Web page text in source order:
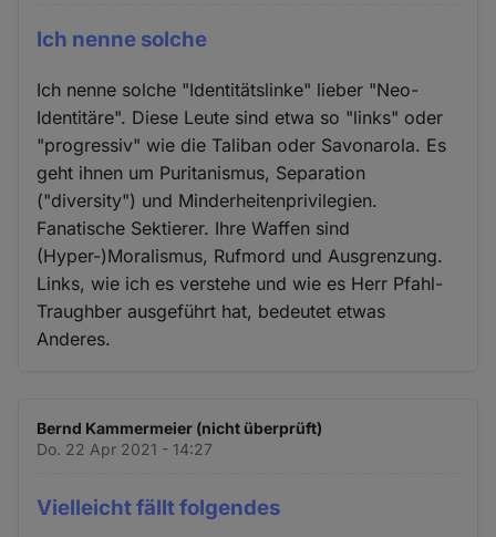
Ich nenne solche
Ich nenne solche "Identitätslinke" lieber "Neo-
Identitäre". Diese Leute sind etwa so "links" oder
"progressiv" wie die Taliban oder Savonarola. Es
geht ihnen um Puritanismus, Separation
("diversity") und Minderheitenprivilegien.
Fanatische Sektierer. Ihre Waffen sind
(Hyper-)Moralismus, Rufmord und Ausgrenzung.
Links, wie ich es verstehe und wie es Herr Pfahl-
Traughber ausgeführt hat, bedeutet etwas
Anderes.
Bernd Kammermeier (nicht überprüft)
Do. 22 Apr 2021 - 14:27
Vielleicht fällt folgendes